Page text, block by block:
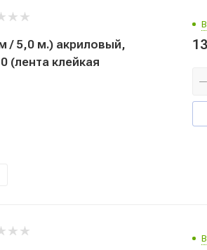
/ 5,0 м.) акриловый,
(лента клейкая